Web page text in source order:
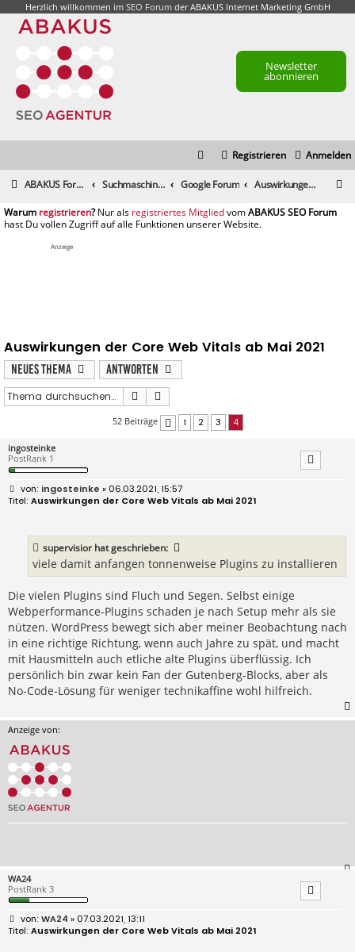
Herzlich willkommen im SEO Forumder ABAKUS Internet Marketing GmbH
Newsletter
abonnieren
Anmelden
Registrieren
ABAKUS Foren-Übersicht Suchmaschinenmarketing (SEM) / Suchmaschinenoptimierung (SEO) Google Forum Auswirkungen der Core Web Vitals ab Mai 2021
registrieren registriertes Mitglied
Anzeige
Auswirkungen der Core Web Vitals ab Mai 2021
Neues Thema
Antworten
Suche
52 Beiträge Vorherige
1 2 3 4
ingosteinke
PostRank 1
B
e
i
ingosteinke » 06.03.2021, 15:57
Auswirkungen der Core Web Vitals ab Mai 2021
supervisiorhat geschrieben:
viele damit anfangen tonnenweise Plugins zu installieren
Die vielen Plugins sind Fluch und Segen. Selbst einige
Webperformance-Plugins schaden je nach Setup mehr als sie
nützen. WordPress bewegt sich aber meiner Beobachtung nach
in eine richtige Richtung, wenn auch Jahre zu spät, und macht
mit Hausmitteln auch etliche alte Plugins überflüssig. Ich
persönlich bin zwar kein Fan der Gutenberg-Blocks, aber als
No-Code-Lösung für weniger technikaffine wohl hilfreich.
Anzeige von:
WA24
PostRank 3
B
e
WA24 » 07.03.2021, 13:11
Auswirkungen der Core Web Vitals ab Mai 2021